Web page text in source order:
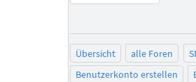
Übersicht alle Foren
Benutzerkonto erstellen